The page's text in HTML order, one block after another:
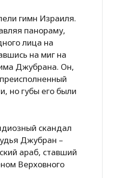
гимн Израиля.
панораму,
лица на
на миг на
Джубрана. Он,
но губы его были
скандал
Джубран –
араб, ставший
Верховного